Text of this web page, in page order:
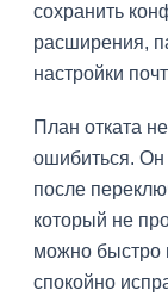
сохранить
расширения,
настройки
План отката
ошибиться. Он
после
который не
можно быстро
спокойно